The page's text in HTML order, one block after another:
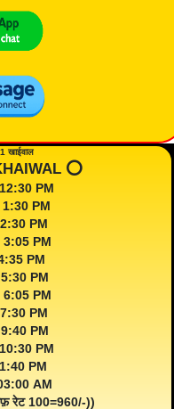
खाईवाल
⭕️
12:30 PM
1:30 PM
PM
3:05 PM
PM
PM
6:05 PM
7:30 PM
9:40 PM
PM
PM
AM
रेट 100=960/-))